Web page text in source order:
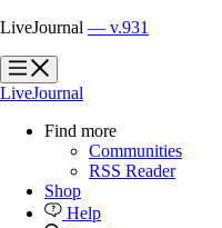
LiveJournal — v.931
?
?
LiveJournal
Find more
Communities
RSS Reader
Shop
Help